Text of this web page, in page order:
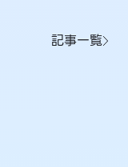
記事一覧